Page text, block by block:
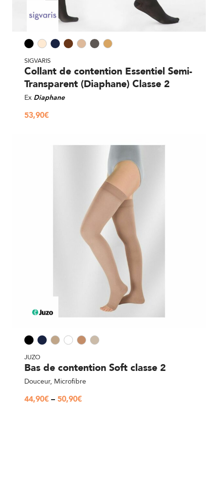
SIGVARIS
Collant de contention Essentiel Semi-
Transparent (Diaphane) Classe 2
Ex Diaphane
53,90€
JUZO
Bas de contention Soft classe 2
Douceur, Microfibre
44,90€–50,90€